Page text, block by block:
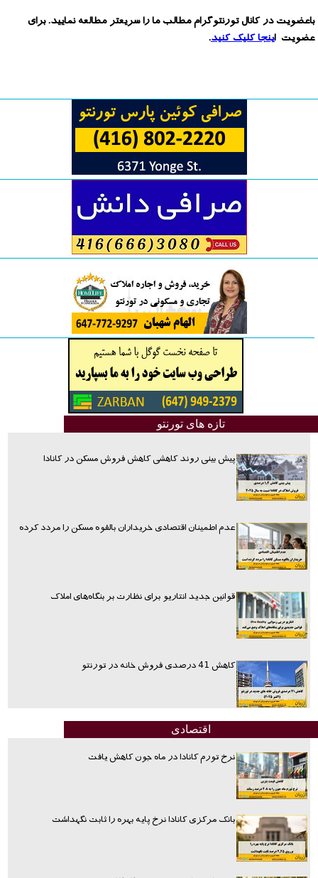
باعضویت در کانال تورنتوگرام مطالب ما را سریعتر مطالعه نمایید. برای
عضویت اینجا کلیک کنید.
تازه های تورنتو
پیش بینی روند کاهشی کاهش فروش مسکن در کانادا
عدم اطمینان اقتصادی خریداران بالقوه مسکن را مردد کرده
قوانین جدید انتاریو برای نظارت بر بنگاه‌های املاک
کاهش 41 درصدی فروش خانه در تورنتو
اقتصادی
نرخ تورم کانادا در ماه جون کاهش یافت
بانک مرکزی کانادا نرخ پایه بهره را ثابت نگهداشت